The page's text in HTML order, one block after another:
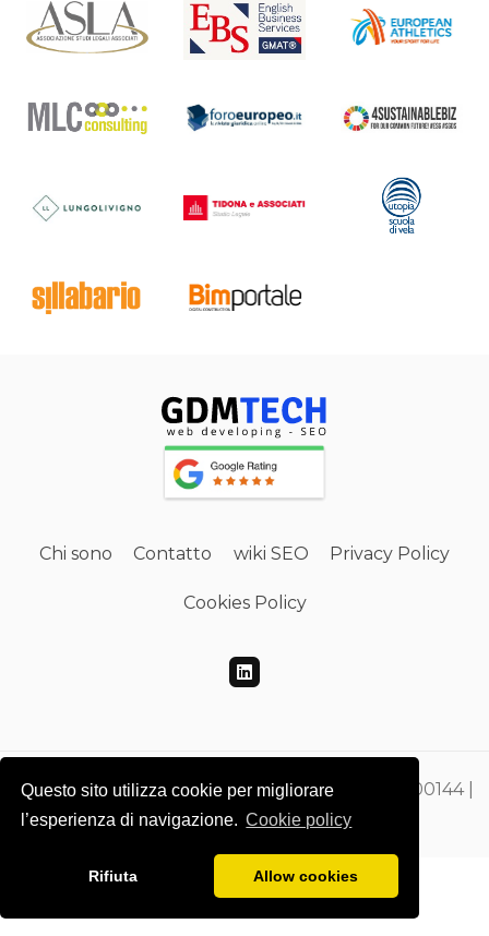
Questo sito utilizza cookie per migliorare
l’esperienza di navigazione. Cookie policy
Rifiuta Allow cookies
Chi sono Contatto wiki SEO Privacy Policy
Cookies Policy
Gdmtech Web Developing e SEO | PI 00865500144 |
CF DMEGZN73A10F205M